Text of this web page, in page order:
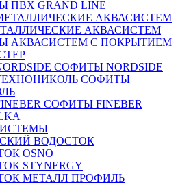
ПВХ GRAND LINE
АКВАСИСТЕМ
АКВАСИСТЕМ С ПОКРЫТИЕМ
СОФИТЫ NORDSIDE
СОФИТЫ
СОФИТЫ FINEBER
ВОДОСТОК
OSNO
STYNERGY
МЕТАЛЛ ПРОФИЛЬ